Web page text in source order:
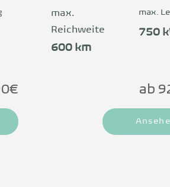
sich um ein Elektroauto der
was Leistung, Komfort und
auch den Preis betrifft.
max.
Reichweite
600 km
max.
750
ab